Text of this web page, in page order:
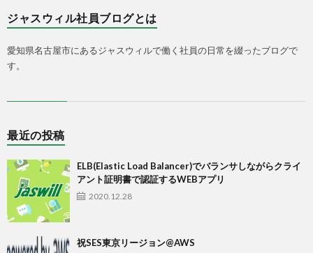
ジャスウィル社員ブログとは
愛知県名古屋市にあるジャスウィルで働く社員の日常を綴ったブログで
す。
最近の投稿
ELB(Elastic Load Balancer)でバランサしながらクライ
アント証明書で認証するWEBアプリ
2020.12.28
祝SES東京リージョン@AWS